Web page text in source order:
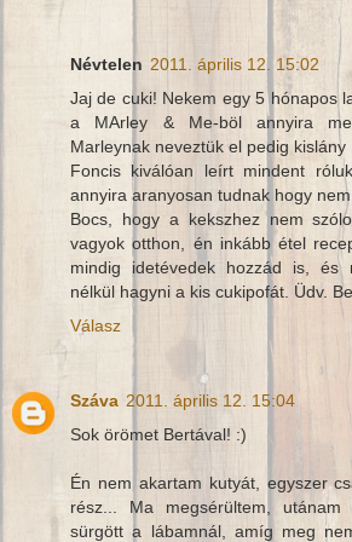
Névtelen 2011. április 12. 15:02
Jaj de cuki! Nekem egy 5 hónapos
a MArley & Me-böl annyira
Marleynak neveztük el pedig kislány
Foncis kiválóan leírt mindent
annyira aranyosan tudnak hogy
Bocs, hogy a kekszhez nem
vagyok otthon, én inkább étel
mindig idetévedek hozzád is,
nélkül hagyni a kis cukipofát. Üdv.
Válasz
Száva 2011. április 12. 15:04
Sok örömet Bertával! :)
Én nem akartam kutyát, egyszer
rész... Ma megsérültem,
sürgött a lábamnál, amíg meg